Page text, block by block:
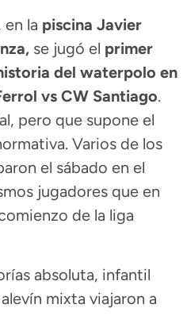
en la piscina Javier
se jugó el primer
del waterpolo en
vs CW Santiago.
pero que supone el
Varios de los
el sábado en el
jugadores que en
de la liga
absoluta, infantil
mixta viajaron a